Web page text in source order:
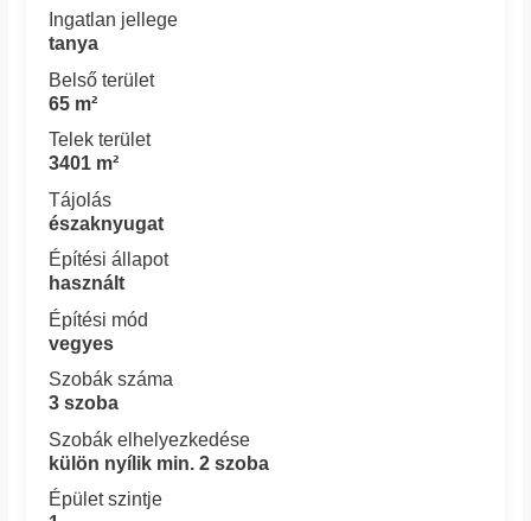
Ingatlan jellege
tanya
Belső terület
65 m²
Telek terület
3401 m²
Tájolás
északnyugat
Építési állapot
használt
Építési mód
vegyes
Szobák száma
3 szoba
Szobák elhelyezkedése
külön nyílik min. 2 szoba
Épület szintje